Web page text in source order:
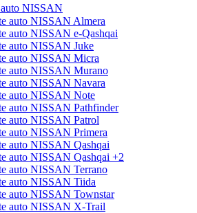
auto NISSAN
auto NISSAN Almera
auto NISSAN e-Qashqai
auto NISSAN Juke
auto NISSAN Micra
auto NISSAN Murano
auto NISSAN Navara
auto NISSAN Note
auto NISSAN Pathfinder
auto NISSAN Patrol
auto NISSAN Primera
auto NISSAN Qashqai
auto NISSAN Qashqai +2
auto NISSAN Terrano
auto NISSAN Tiida
auto NISSAN Townstar
auto NISSAN X-Trail